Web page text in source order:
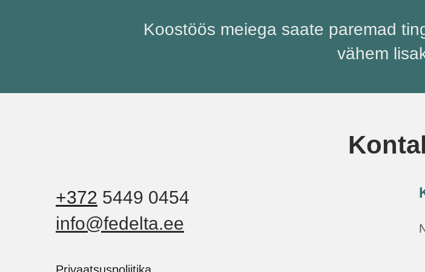
Koostöös meiega saate paremad
vähem
+372 5449 0454
info@fedelta.ee